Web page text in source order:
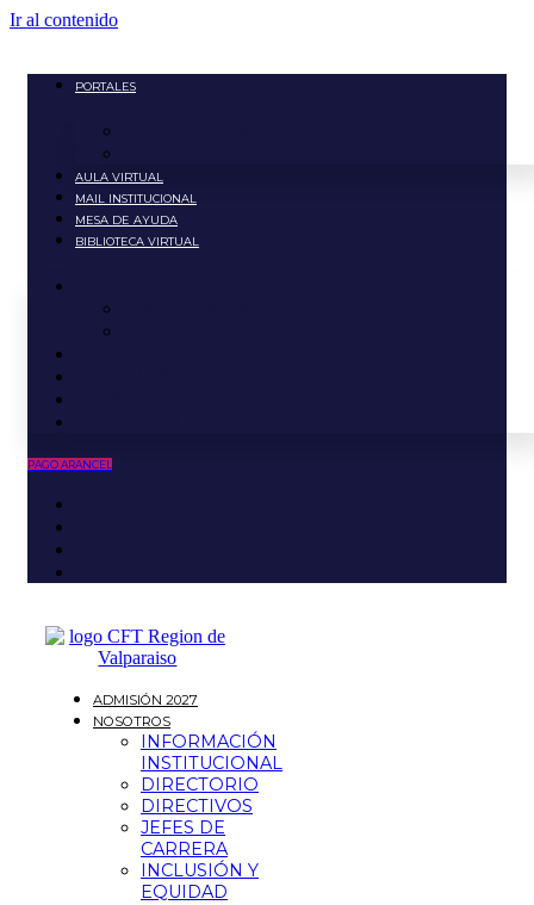
Ir al contenido
PORTALES
AULA VIRTUAL
MAIL INSTITUCIONAL
MESA DE AYUDA
BIBLIOTECA VIRTUAL
PAGO ARANCEL
ADMISIÓN 2027
NOSOTROS
INFORMACIÓN
INSTITUCIONAL
DIRECTORIO
DIRECTIVOS
JEFES DE
CARRERA
INCLUSIÓN Y
EQUIDAD